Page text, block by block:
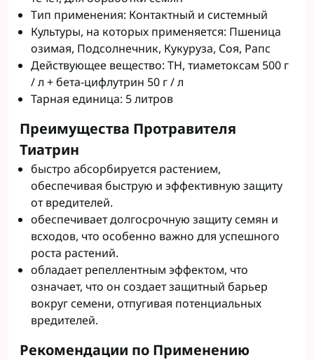
Тип применения: Контактный и системный
Культуры, на которых применяется: Пшеница
озимая, Подсолнечник, Кукуруза, Соя, Рапс
Действующее вещество: ТН, тиаметоксам 500 г
/ л + бета-цифлутрин 50 г / л
Тарная единица: 5 литров
Преимущества Протравителя
Тиатрин
быстро абсорбируется растением,
обеспечивая быструю и эффективную защиту
от вредителей.
обеспечивает долгосрочную защиту семян и
всходов, что особенно важно для успешного
роста растений.
обладает репеллентным эффектом, что
означает, что он создает защитный барьер
вокруг семени, отпугивая потенциальных
вредителей.
Рекомендации по Применению